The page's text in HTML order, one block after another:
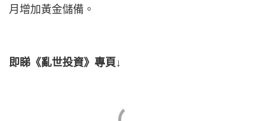
月增加黃金儲備。
即睇《亂世投資》專頁↓